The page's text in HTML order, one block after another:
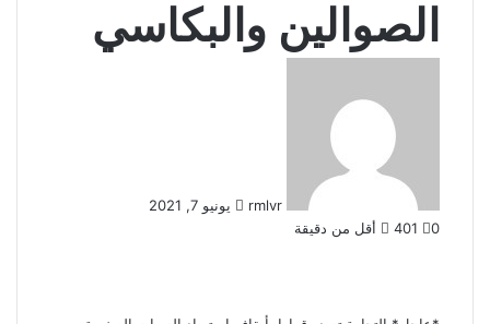
الصوالين والبكاسي
rmlvr
يونيو 7, 2021
0
أقل من دقيقة